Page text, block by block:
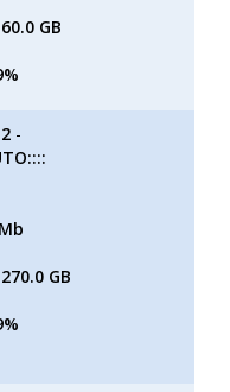
GB
-
GB